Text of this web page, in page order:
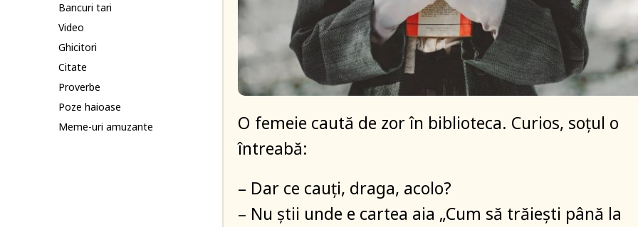
Bancuri tari
Video
Ghicitori
Citate
Proverbe
Poze haioase
Meme-uri amuzante
O femeie caută de zor în biblioteca. Curios, soțul o
întreabă:
– Dar ce cauți, draga, acolo?
– Nu știi unde e cartea aia „Cum să trăiești până la